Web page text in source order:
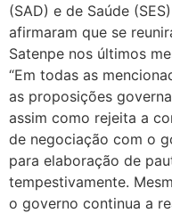
(SAD) e de Saúde (SES)
afirmaram que se
Satenpe nos últimos
“Em todas as
as proposições
assim como rejeita a
de negociação com o
para elaboração de
tempestivamente.
o governo continua a